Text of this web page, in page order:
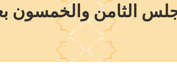
الثامن والخمسون